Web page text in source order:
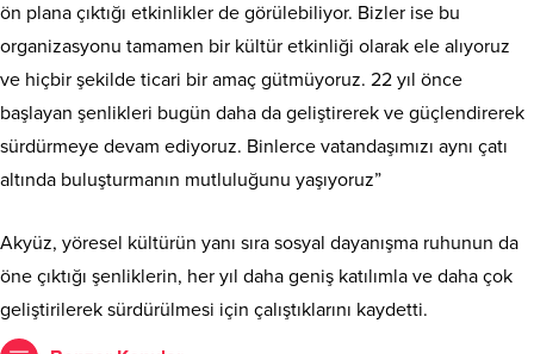
ön plana çıktığı etkinlikler de görülebiliyor. Bizler ise bu
organizasyonu tamamen bir kültür etkinliği olarak ele alıyoruz
ve hiçbir şekilde ticari bir amaç gütmüyoruz. 22 yıl önce
başlayan şenlikleri bugün daha da geliştirerek ve güçlendirerek
sürdürmeye devam ediyoruz. Binlerce vatandaşımızı aynı çatı
altında buluşturmanın mutluluğunu yaşıyoruz”
Akyüz, yöresel kültürün yanı sıra sosyal dayanışma ruhunun da
öne çıktığı şenliklerin, her yıl daha geniş katılımla ve daha çok
geliştirilerek sürdürülmesi için çalıştıklarını kaydetti.